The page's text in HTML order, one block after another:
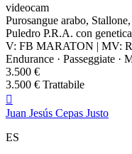
videocam
Purosangue arabo,
Puledro P.R.A. con
V: FB MARATON | MV:
Endurance · Passeggiate ·
3.500 €
3.500 € Trattabile

Juan Jesús Cepas Justo
ES